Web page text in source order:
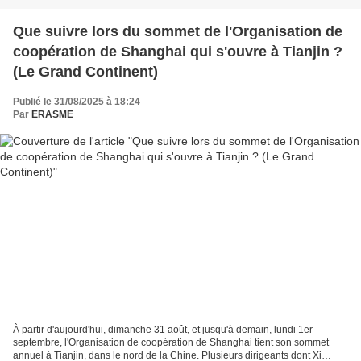
Que suivre lors du sommet de l'Organisation de
coopération de Shanghai qui s'ouvre à Tianjin ?
(Le Grand Continent)
Publié le 31/08/2025 à 18:24
Par ERASME
À partir d'aujourd'hui, dimanche 31 août, et jusqu'à demain, lundi 1er
septembre, l'Organisation de coopération de Shanghai tient son sommet
annuel à Tianjin, dans le nord de la Chine. Plusieurs dirigeants dont Xi